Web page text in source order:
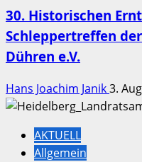
30. Historischen
Schleppertreffen
Dühren e.V.
Hans Joachim Janik3.
AKTUELL
Allgemein